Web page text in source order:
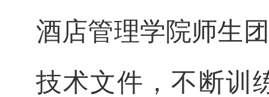
酒店管理学院师生
技术文件，不断训